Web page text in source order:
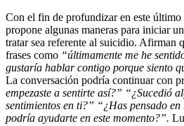
Con el fin de profundizar en este
propone algunas maneras para iniciar
tratar sea referente al suicidio. Afirman
frases como “últimamente me he
gustaría hablar contigo porque siento
La conversación podría continuar con
empezaste a sentirte así?” “¿Sucedió
sentimientos en ti?” “¿Has pensado
podría ayudarte en este momento?”.